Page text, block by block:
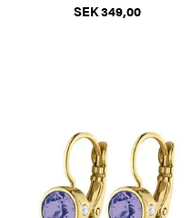
SEK 349,00